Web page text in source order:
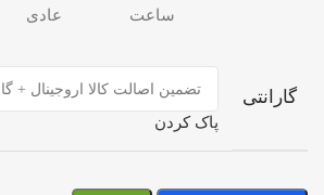
ساعت
عادی
گارانتی
پاک کردن